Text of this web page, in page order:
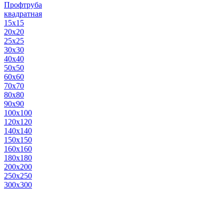
Профтруба
квадратная
15х15
20х20
25х25
30х30
40х40
50х50
60х60
70х70
80х80
90х90
100х100
120х120
140х140
150х150
160х160
180х180
200х200
250х250
300х300